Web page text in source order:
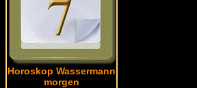
Horoskop Wassermann
morgen